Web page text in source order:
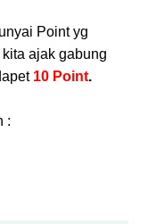
Point yg
ajak gabung
10 Point.
: